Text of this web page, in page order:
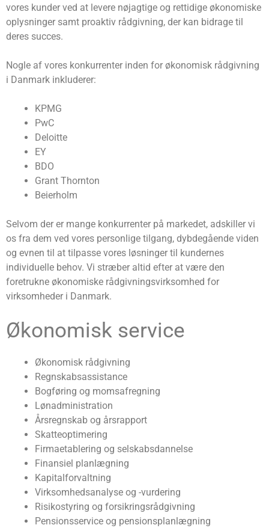
vores kunder ved at levere nøjagtige og rettidige økonomiske
oplysninger samt proaktiv rådgivning, der kan bidrage til
deres succes.
Nogle af vores konkurrenter inden for økonomisk rådgivning
i Danmark inkluderer:
KPMG
PwC
Deloitte
EY
BDO
Grant Thornton
Beierholm
Selvom der er mange konkurrenter på markedet, adskiller vi
os fra dem ved vores personlige tilgang, dybdegående viden
og evnen til at tilpasse vores løsninger til kundernes
individuelle behov. Vi stræber altid efter at være den
foretrukne økonomiske rådgivningsvirksomhed for
virksomheder i Danmark.
Økonomisk service
Økonomisk rådgivning
Regnskabsassistance
Bogføring og momsafregning
Lønadministration
Årsregnskab og årsrapport
Skatteoptimering
Firmaetablering og selskabsdannelse
Finansiel planlægning
Kapitalforvaltning
Virksomhedsanalyse og -vurdering
Risikostyring og forsikringsrådgivning
Pensionsservice og pensionsplanlægning